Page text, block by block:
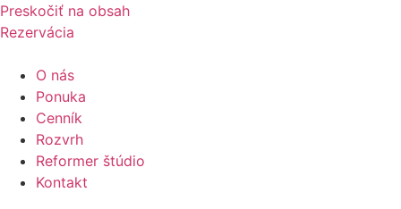
Preskočiť na obsah
Rezervácia
O nás
Ponuka
Cenník
Rozvrh
Reformer štúdio
Kontakt